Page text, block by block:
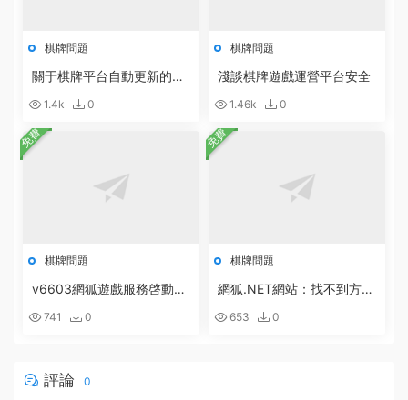
棋牌問題
關于棋牌平台自動更新的說
1.4k 0
棋牌問題
淺談棋牌遊戲運營平台安全
1.46k 0
棋牌問題
v6603網狐遊戲服務啓動配
741 0
免費
棋牌問題
網狐.NET網站：找不到方
me.Serialization.DataContr
653 0
免費
評論 0